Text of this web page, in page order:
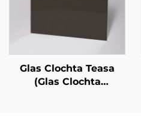
Glas Clochta Teasa
(Glas Clochta